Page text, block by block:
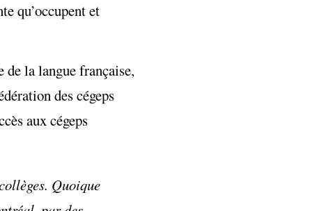
qu’occupent et
la langue française,
des cégeps
aux cégeps
Quoique